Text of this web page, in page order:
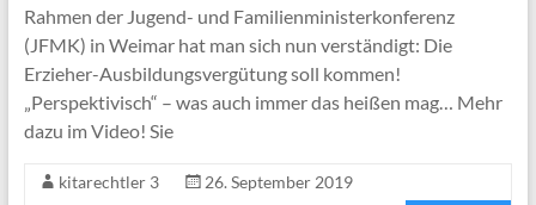
Rahmen der Jugend- und Familienministerkonferenz
(JFMK) in Weimar hat man sich nun verständigt: Die
Erzieher-Ausbildungsvergütung soll kommen!
„Perspektivisch“ – was auch immer das heißen mag… Mehr
dazu im Video! Sie
kitarechtler 3
26. September 2019